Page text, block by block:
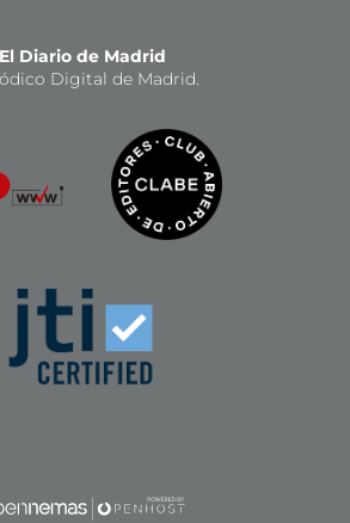
El Diario de Madrid
Digital de Madrid.